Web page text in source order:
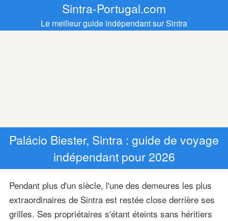
Sintra-Portugal.com
Le meilleur guide indépendant sur Sintra
Palácio Biester, Sintra : guide de voyage
indépendant pour 2026
Pendant plus d'un siècle, l'une des demeures les plus
extraordinaires de Sintra est restée close derrière ses
grilles. Ses propriétaires s'étant éteints sans héritiers